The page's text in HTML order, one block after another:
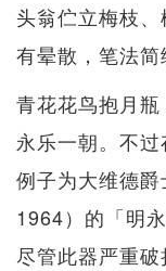
头翁伫立梅枝
有晕散，笔法简
青花花鸟抱月
永乐一朝。不
例子为大维德
1964）的「明
尽管此器严重